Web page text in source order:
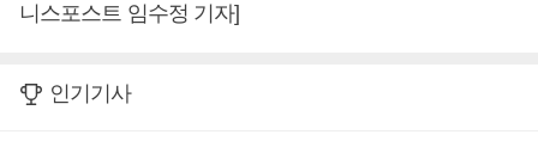
니스포스트 임수정 기자]
인기기사